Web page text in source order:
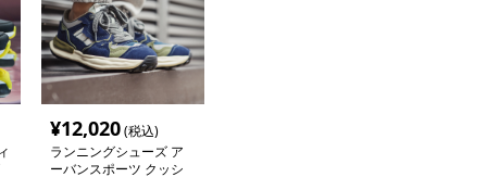
¥12,020(税込)
ランニングシューズ ア
ーバンスポーツ クッシ